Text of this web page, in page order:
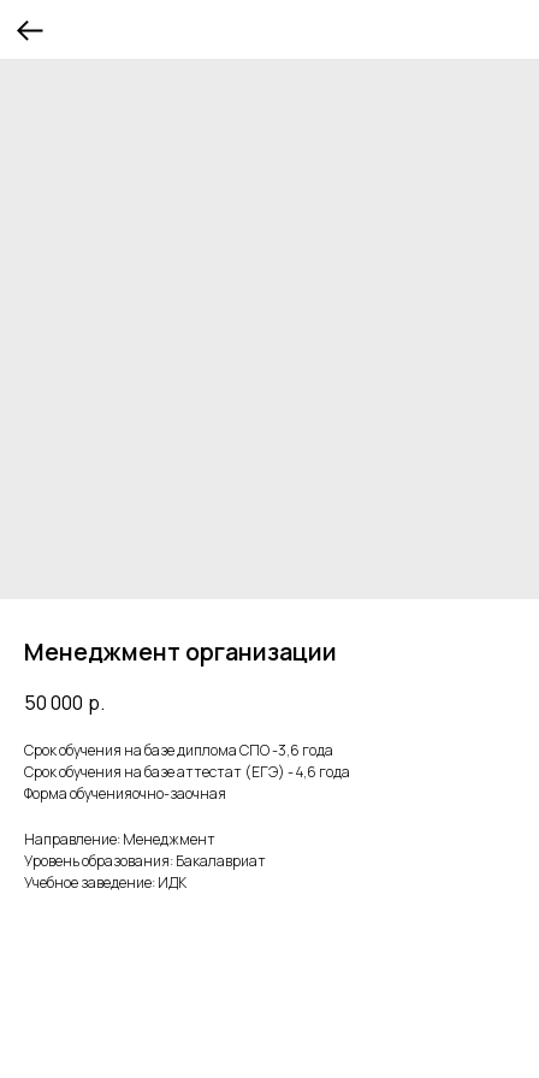
Менеджмент организации
50 000 р.
Срок обучения на базе диплома СПО -3,6 года
Срок обучения на базе аттестат (ЕГЭ) - 4,6 года
Форма обученияочно-заочная
Направление: Менеджмент
Уровень образования: Бакалавриат
Учебное заведение: ИДК